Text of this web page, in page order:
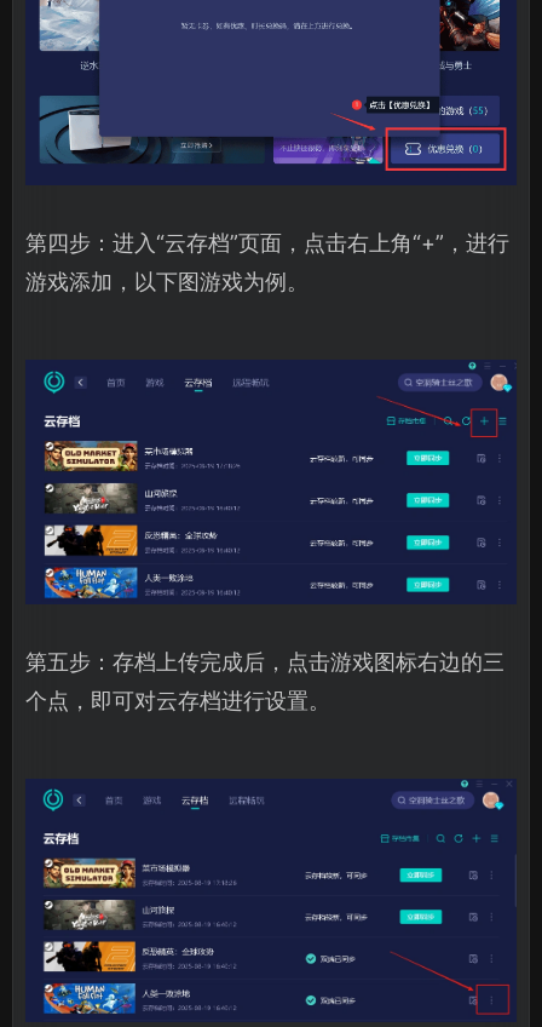
第四步：进入“云存档”页面，点击右上角“+”，进行
游戏添加，以下图游戏为例。
第五步：存档上传完成后，点击游戏图标右边的三
个点，即可对云存档进行设置。